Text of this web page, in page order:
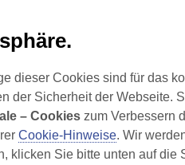
dieser Cookies sind für das
der Sicherheit der
– Cookies zum Verbessern
Cookie-Hinweise. Wir
Sie bitte unten auf die